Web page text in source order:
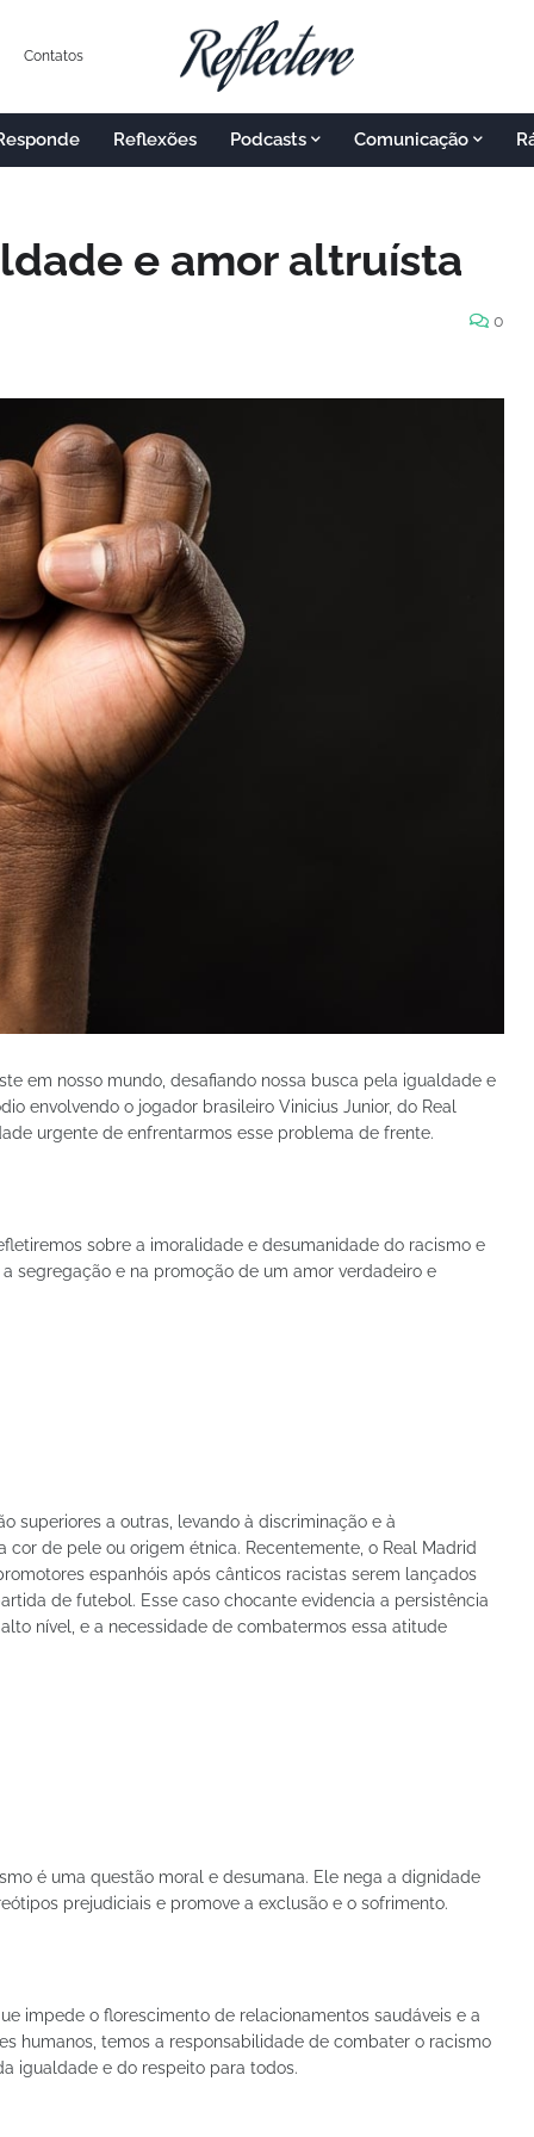
Contatos
Reflexões Podcasts Comunicação
e amor altruísta
0
em nosso mundo, desafiando nossa busca pela igualdade e
envolvendo o jogador brasileiro Vinicius Junior, do Real
urgente de enfrentarmos esse problema de frente.
sobre a imoralidade e desumanidade do racismo e
segregação e na promoção de um amor verdadeiro e
superiores a outras, levando à discriminação e à
de pele ou origem étnica. Recentemente, o Real Madrid
espanhóis após cânticos racistas serem lançados
de futebol. Esse caso chocante evidencia a persistência
nível, e a necessidade de combatermos essa atitude
é uma questão moral e desumana. Ele nega a dignidade
prejudiciais e promove a exclusão e o sofrimento.
impede o florescimento de relacionamentos saudáveis e a
humanos, temos a responsabilidade de combater o racismo
igualdade e do respeito para todos.